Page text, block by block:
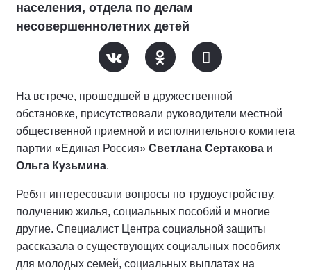
населения, отдела по делам
несовершеннолетних детей
На встрече, прошедшей в дружественной
обстановке, присутствовали руководители местной
общественной приемной и исполнительного комитета
партии «Единая Россия» Светлана Сертакова и
Ольга Кузьмина.
Ребят интересовали вопросы по трудоустройству,
получению жилья, социальных пособий и многие
другие. Специалист Центра социальной защиты
рассказала о существующих социальных пособиях
для молодых семей, социальных выплатах на